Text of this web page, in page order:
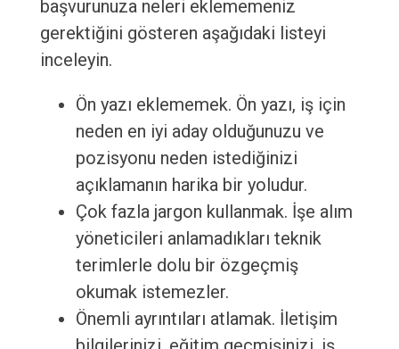
başvurunuza neleri eklememeniz
gerektiğini gösteren aşağıdaki listeyi
inceleyin.
Ön yazı eklememek. Ön yazı, iş için
neden en iyi aday olduğunuzu ve
pozisyonu neden istediğinizi
açıklamanın harika bir yoludur.
Çok fazla jargon kullanmak. İşe alım
yöneticileri anlamadıkları teknik
terimlerle dolu bir özgeçmiş
okumak istemezler.
Önemli ayrıntıları atlamak. İletişim